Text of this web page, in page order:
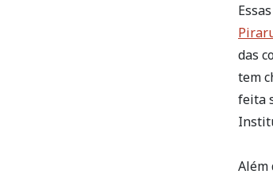
das
tem
feita
Além